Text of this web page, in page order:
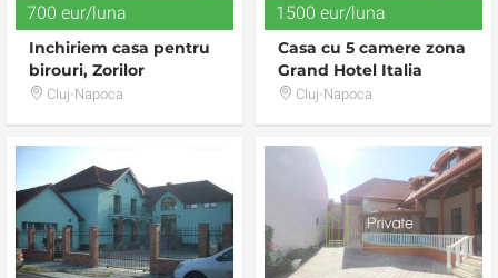
700 eur/luna
Inchiriem casa pentru
birouri, Zorilor
Cluj-Napoca
1500 eur/luna
Casa cu 5 camere zona
Grand Hotel Italia
Cluj-Napoca